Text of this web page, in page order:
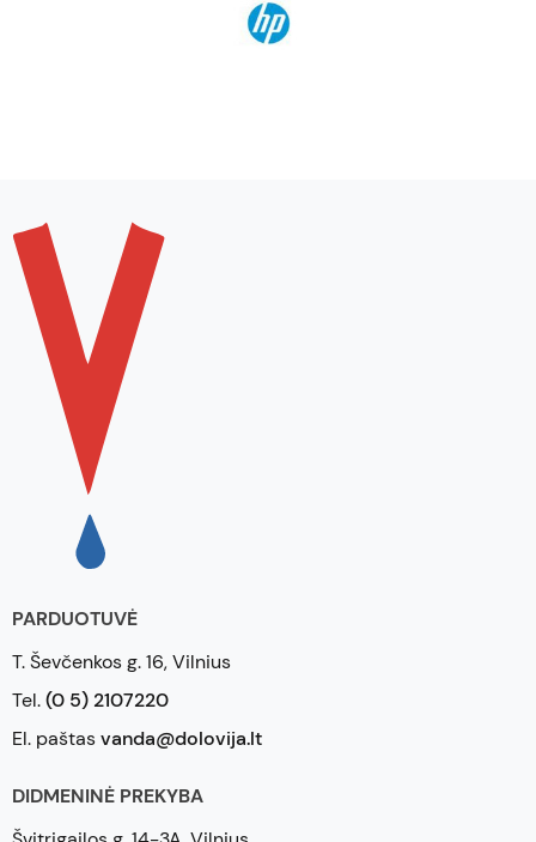
PARDUOTUVĖ
T. Ševčenkos g. 16, Vilnius
Tel.(0 5) 2107220
El. paštasvanda@dolovija.lt
DIDMENINĖ PREKYBA